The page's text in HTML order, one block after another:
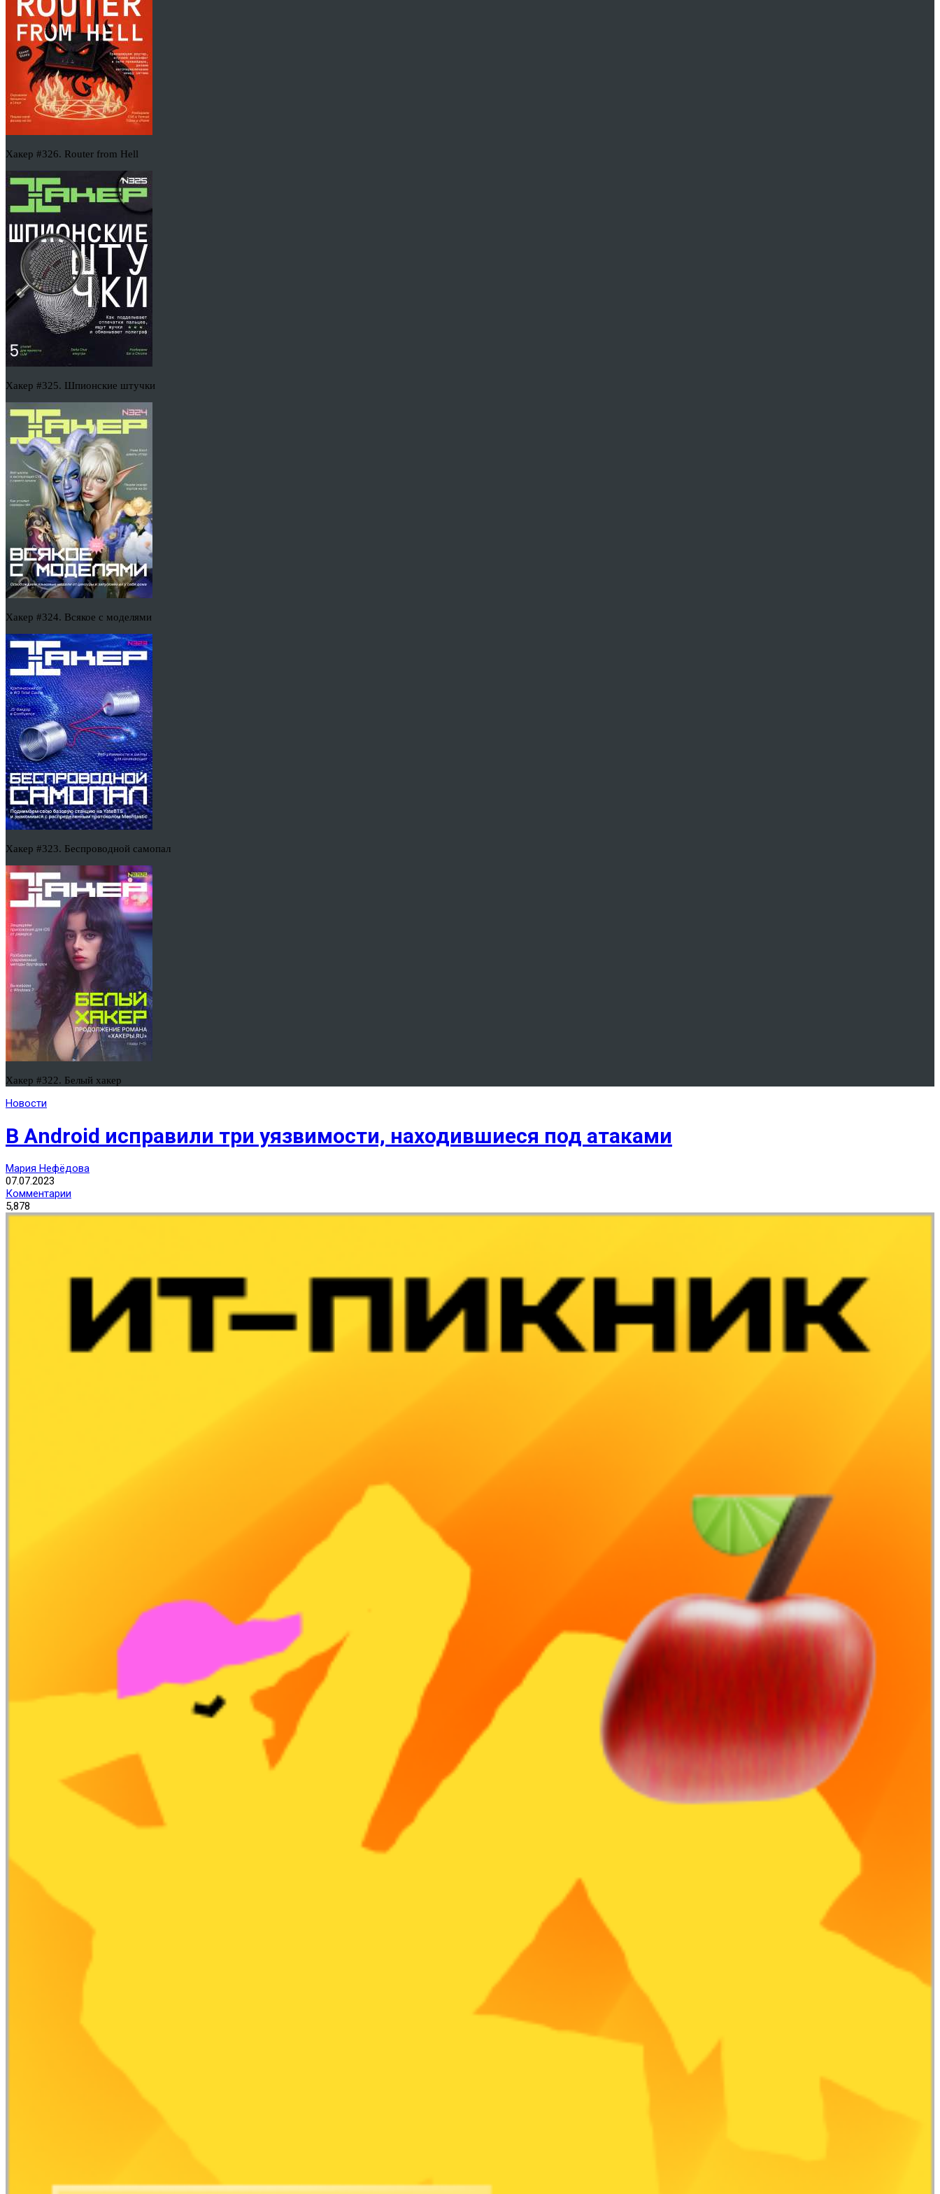
Хакер #326. Router from Hell
Хакер #325. Шпионские штучки
Хакер #324. Всякое с моделями
Хакер #323. Беспроводной самопал
Хакер #322. Белый хакер
Новости
В Android исправили три уязвимости, находившиеся под атаками
Мария Нефёдова
07.07.2023
Комментарии
5,878